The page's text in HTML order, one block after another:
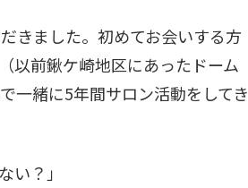
きました。初めてお会いする方
以前鍬ケ崎地区にあったドーム
一緒に5年間サロン活動をしてき
い？」